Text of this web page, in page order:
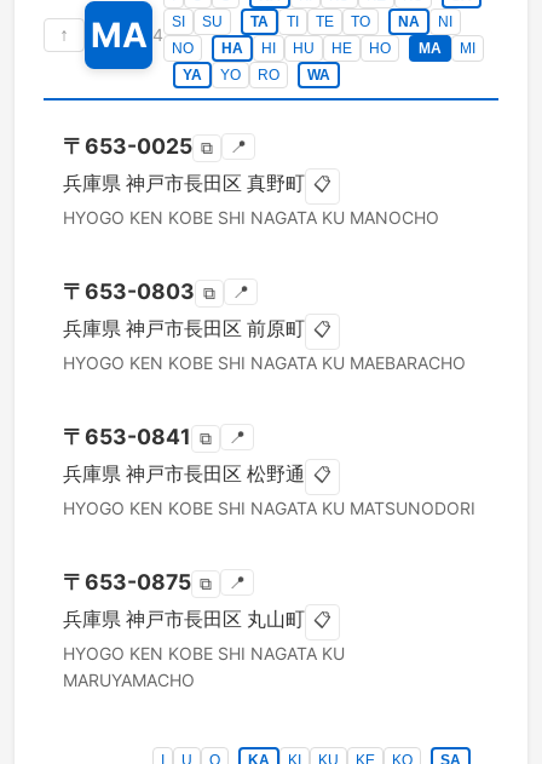
↑ MA 4
SI
SU TA TI TE TO NA
NI
NO
HA HI HU HE HO MA
MI
YA
YO RO WA
〒653-0025 ⧉ 📍
兵庫県 神戸市長田区 真野町 📋
HYOGO KEN KOBE SHI NAGATA KU MANOCHO
〒653-0803 ⧉ 📍
兵庫県 神戸市長田区 前原町 📋
HYOGO KEN KOBE SHI NAGATA KU MAEBARACHO
〒653-0841 ⧉ 📍
兵庫県 神戸市長田区 松野通 📋
HYOGO KEN KOBE SHI NAGATA KU MATSUNODORI
〒653-0875 ⧉ 📍
兵庫県 神戸市長田区 丸山町 📋
HYOGO KEN KOBE SHI NAGATA KU
MARUYAMACHO
U O KA KI KU KE KO SA